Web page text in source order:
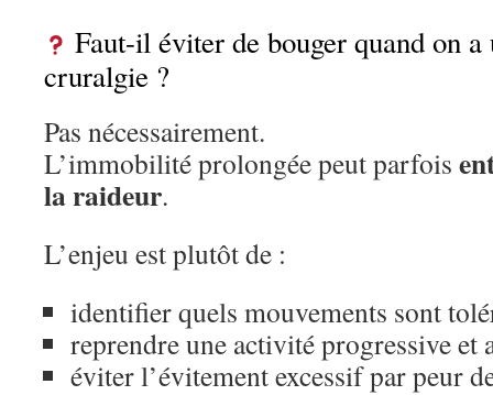
Faut-il éviter de bouger quand on
cruralgie ?
Pas nécessairement.
L’immobilité prolongée peut parfois
la raideur.
L’enjeu est plutôt de :
identifier quels mouvements sont
reprendre une activité progressive et
éviter l’évitement excessif par peur